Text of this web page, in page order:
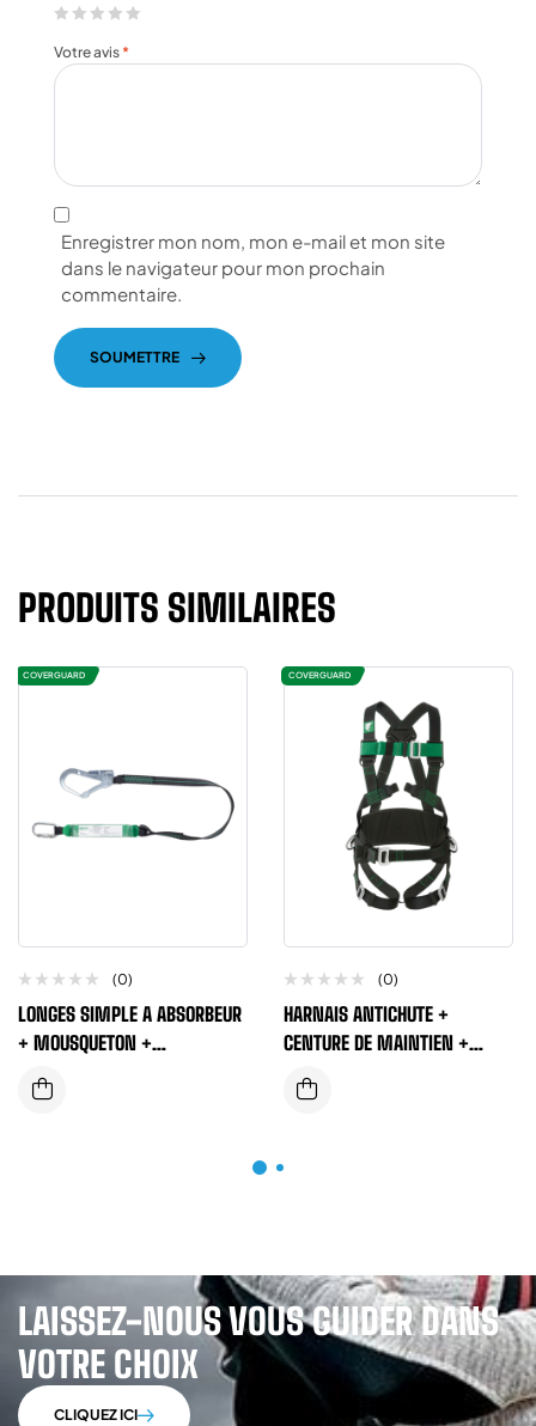
Votre avis *
Enregistrer mon nom, mon e-mail et mon site
dans le navigateur pour mon prochain
commentaire.
SOUMETTRE
PRODUITS SIMILAIRES
COVERGUARD
(0)
LONGES SIMPLE A ABSORBEUR
+ MOUSQUETON +
CONNECTEUR LONGUEUR 1,5 TE
2 METRES
COVERGUARD
(0)
HARNAIS ANTICHUTE +
CENTURE DE MAINTIEN +
CUISSARDES REGLABLES
COVERGUARD
LAISSEZ-NOUS VOUS GUIDER DANS
VOTRE CHOIX
CLIQUEZ ICI